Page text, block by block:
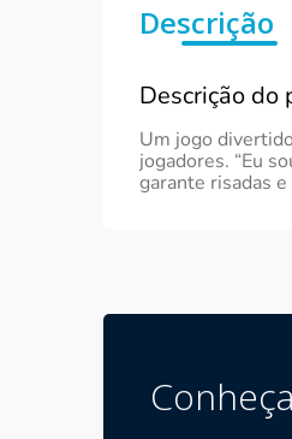
Descrição
Descrição do
Um jogo
jogadores. “Eu
garante risadas